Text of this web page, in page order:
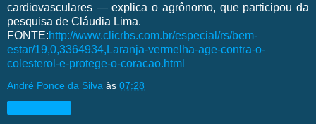
cardiovasculares — explica o agrônomo, que participou da
pesquisa de Cláudia Lima.
FONTE:http://www.clicrbs.com.br/especial/rs/bem-
estar/19,0,3364934,Laranja-vermelha-age-contra-o-
colesterol-e-protege-o-coracao.html
André Ponce da Silva às 07:28